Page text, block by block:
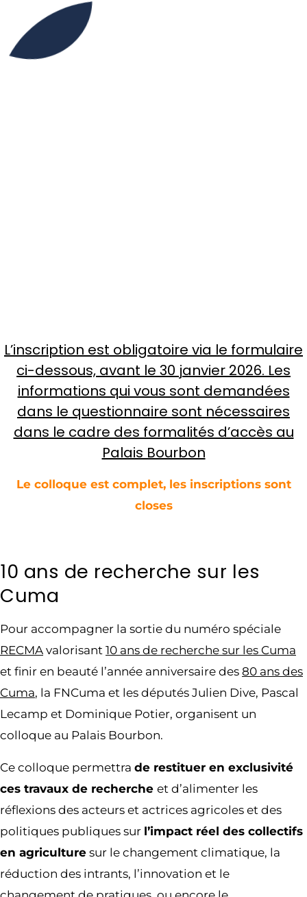
L’inscription est obligatoire via le formulaire
ci-dessous, avant le 30 janvier 2026. Les
informations qui vous sont demandées
dans le questionnaire sont nécessaires
dans le cadre des formalités d’accès au
Palais Bourbon
Le colloque est complet, les inscriptions sont
closes
10 ans de recherche sur les
Cuma
Pour accompagner la sortie du numéro spéciale
RECMA valorisant 10 ans de recherche sur les Cuma
et finir en beauté l’année anniversaire des 80 ans des
Cuma, la FNCuma et les députés Julien Dive, Pascal
Lecamp et Dominique Potier, organisent un
colloque au Palais Bourbon.
Ce colloque permettra de restituer en exclusivité
ces travaux de recherche et d’alimenter les
réflexions des acteurs et actrices agricoles et des
politiques publiques sur l’impact réel des collectifs
en agriculture sur le changement climatique, la
réduction des intrants, l’innovation et le